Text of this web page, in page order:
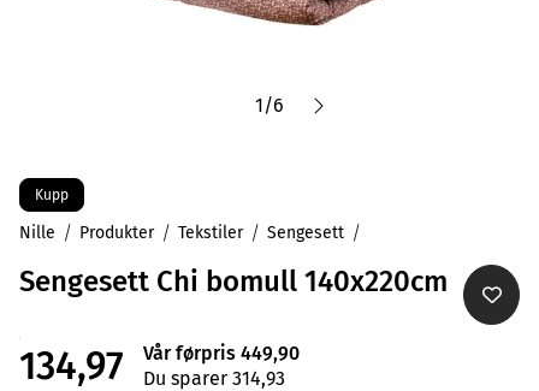
1/6
Kupp
Nille Produkter Tekstiler Sengesett
Sengesett Chi bomull 140x220cm
134,97
Vår førpris 449,90
Du sparer 314,93